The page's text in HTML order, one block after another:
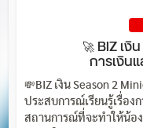
🚀 BIZ เ
การเงิน
💸BIZ เงิน Season 2
ประสบการณ์เรียนรู้เรื่อง
สถานการณ์ที่จะทำให้น้อง